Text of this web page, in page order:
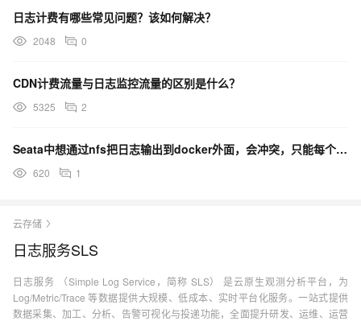
日志计费有哪些常见问题？该如何解决？
2048 0
CDN计费流量与日志监控流量的区别是什么？
5325 2
Seata中想通过nfs把日志输出到docker外面，会冲突，只能每个实例的日志文件不同名称对吗？
620 1
云存储
日志服务SLS
日志服务 （Simple Log Service，简称 SLS） 是云原生观测分析平台，为
Log/Metric/Trace 等数据提供大规模、低成本、实时平台化服务。一站式提供
数据采集、加工、分析、告警可视化与投递功能，全面提升研发、运维、运营